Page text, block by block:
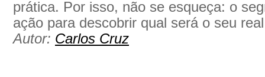
prática. Por isso, não se esqueça: o
ação para descobrir qual será o seu
Autor: Carlos Cruz